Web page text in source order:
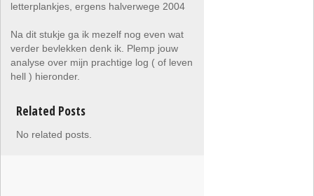
letterplankjes, ergens halverwege 2004
Na dit stukje ga ik mezelf nog even wat
verder bevlekken denk ik. Plemp jouw
analyse over mijn prachtige log ( of leven
hell ) hieronder.
Related Posts
No related posts.